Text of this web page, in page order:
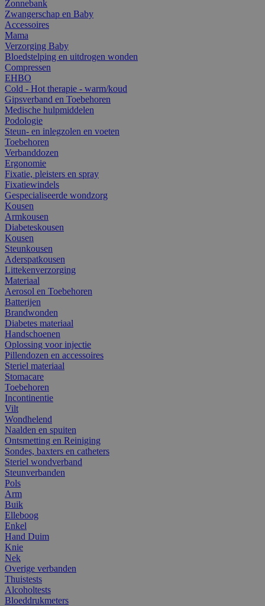
Zonnebank
Zwangerschap en Baby
Accessoires
Mama
Verzorging Baby
Bloedstelping en uitdrogen wonden
Compressen
EHBO
Cold - Hot therapie - warm/koud
Gipsverband en Toebehoren
Medische hulpmiddelen
Podologie
Steun- en inlegzolen en voeten
Toebehoren
Verbanddozen
Ergonomie
Fixatie, pleisters en spray
Fixatiewindels
Gespecialiseerde wondzorg
Kousen
Armkousen
Diabeteskousen
Kousen
Steunkousen
Aderspatkousen
Littekenverzorging
Materiaal
Aerosol en Toebehoren
Batterijen
Brandwonden
Diabetes materiaal
Handschoenen
Oplossing voor injectie
Pillendozen en accessoires
Steriel materiaal
Stomacare
Toebehoren
Incontinentie
Vilt
Wondhelend
Naalden en spuiten
Ontsmetting en Reiniging
Sondes, baxters en catheters
Steriel wondverband
Steunverbanden
Pols
Arm
Buik
Elleboog
Enkel
Hand Duim
Knie
Nek
Overige verbanden
Thuistests
Alcoholtests
Bloeddrukmeters